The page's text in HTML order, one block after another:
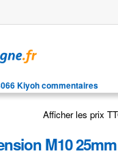
Kiyoh commentaires
Afficher les prix
M10 25mm